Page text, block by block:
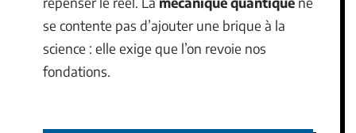
se contente pas d’ajouter une brique à la
science : elle exige que l’on revoie nos
fondations.